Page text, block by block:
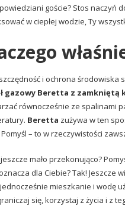
goście? Stos naczyń
w ciepłej wodzie, Ty
i ochrona
gazowy Beretta z zamkniętą
równocześnie ze spalinami
Beretta zużywa w ten
Pomyśl – to w rzeczywistości
mało przekonująco?
dla Ciebie? Tak! Jeszcze
mieszkanie i wodę
się, korzystaj z życia i z